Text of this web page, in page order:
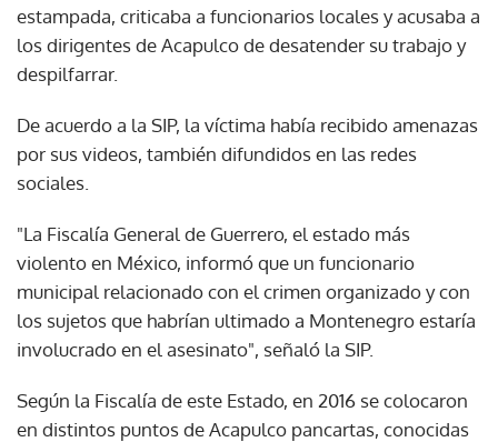
estampada, criticaba a funcionarios locales y acusaba a
los dirigentes de Acapulco de desatender su trabajo y
despilfarrar.
De acuerdo a la SIP, la víctima había recibido amenazas
por sus videos, también difundidos en las redes
sociales.
"La Fiscalía General de Guerrero, el estado más
violento en México, informó que un funcionario
municipal relacionado con el crimen organizado y con
los sujetos que habrían ultimado a Montenegro estaría
involucrado en el asesinato", señaló la SIP.
Según la Fiscalía de este Estado, en 2016 se colocaron
en distintos puntos de Acapulco pancartas, conocidas